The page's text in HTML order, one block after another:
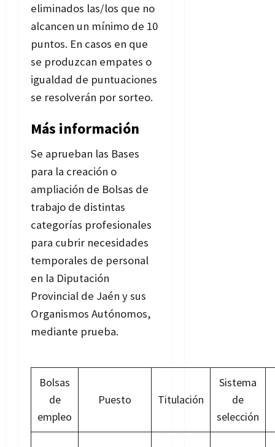
eliminados las/los que no
alcancen un mínimo de 10
puntos. En casos en que
se produzcan empates o
igualdad de puntuaciones
se resolverán por sorteo.
Más información
Se aprueban las Bases
para la creación o
ampliación de Bolsas de
trabajo de distintas
categorías profesionales
para cubrir necesidades
temporales de personal
en la Diputación
Provincial de Jaén y sus
Organismos Autónomos,
mediante prueba.
Bolsas
de
empleo
Puesto Titulación
Sistema
de
selección